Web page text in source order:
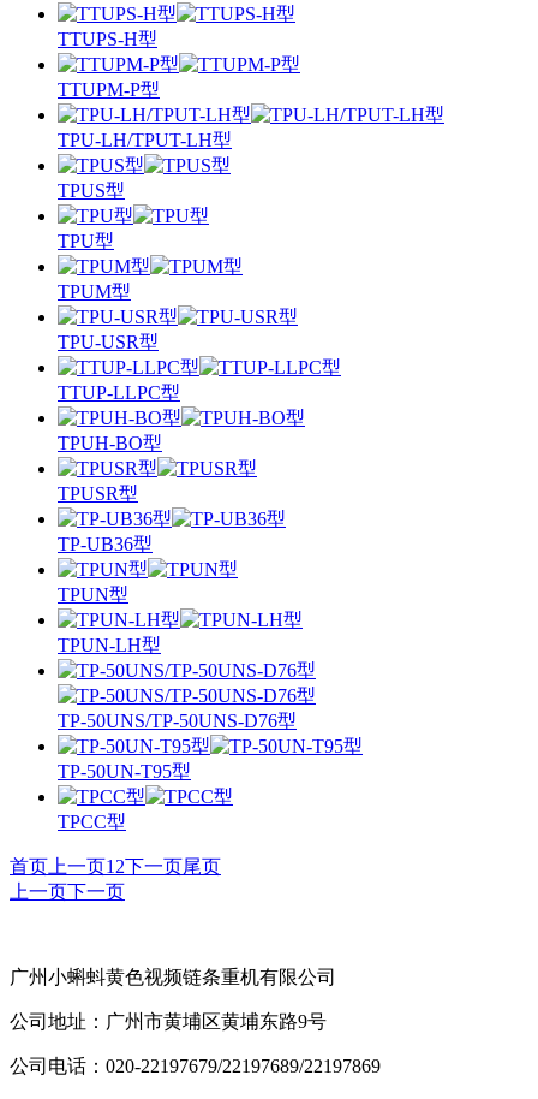
TTUPS-H型
TTUPM-P型
TPU-LH/TPUT-LH型
TPUS型
TPU型
TPUM型
TPU-USR型
TTUP-LLPC型
TPUH-BO型
TPUSR型
TP-UB36型
TPUN型
TPUN-LH型
TP-50UNS/TP-50UNS-D76型
TP-50UN-T95型
TPCC型
首页 上一页1 2下一页尾页
上一页下一页
广州小蝌蚪黄色视频链条重机有限公司
公司地址：广州市黄埔区黄埔东路9号
公司电话：020-22197679/22197689/22197869